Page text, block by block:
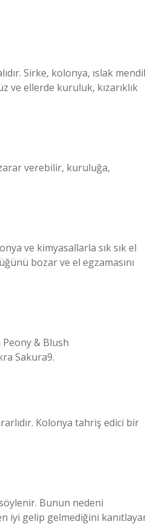
Sirke, kolonya, ıslak
ve ellerde kuruluk, kızarıklık
verebilir, kuruluğa,
ve kimyasallarla sık sık el
bozar ve el egzamasını
& Blush
Sakura9.
Kolonya tahriş edici bir
Bunun nedeni
iyi gelip gelmediğini